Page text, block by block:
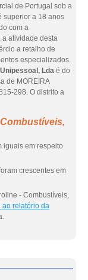
de Portugal sob a
superior a 18 anos
com a
atividade desta
a retalho de
especializados.
Lda é do
de MOREIRA
298. O distrito a
iguais em respeito
crescentes em
- Combustíveis,
ao relatório da